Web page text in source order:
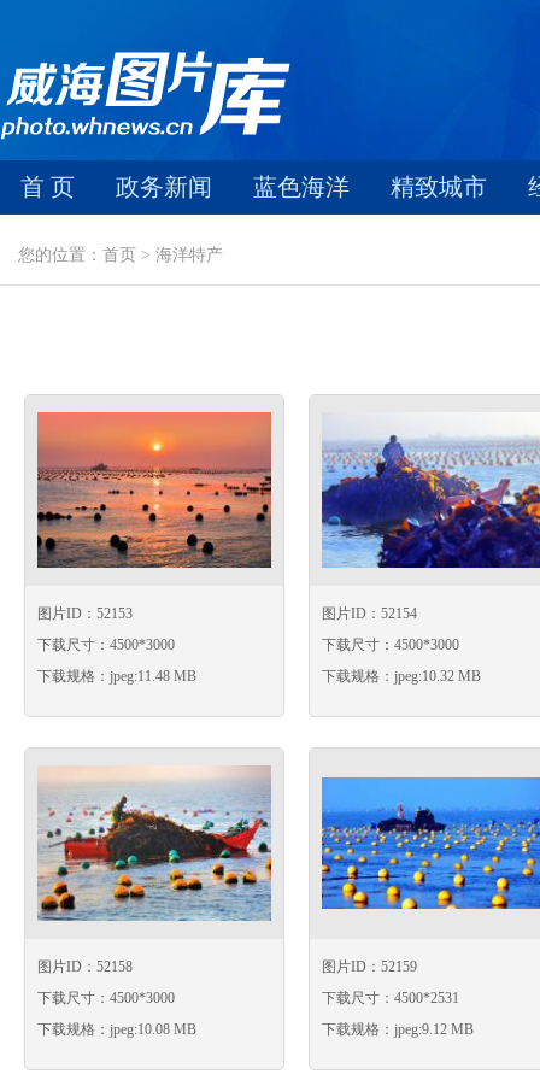
首 页 政务新闻 蓝色海洋 精致城市
您的位置：首页 > 海洋特产
图片ID：52153
下载尺寸：4500*3000
下载规格：jpeg:11.48 MB
图片ID：52154
下载尺寸：4500*3000
下载规格：jpeg:10.32 MB
图片ID：52158
下载尺寸：4500*3000
下载规格：jpeg:10.08 MB
图片ID：52159
下载尺寸：4500*2531
下载规格：jpeg:9.12 MB